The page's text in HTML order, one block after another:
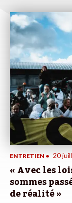
ENTRETIEN • 20
« Avec les
sommes
de réalité »